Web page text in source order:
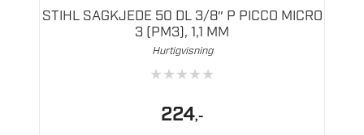
STIHL SAGKJEDE 50 DL 3/8″ P PICCO MICRO
3 (PM3), 1,1 MM
Hurtigvisning
★★★★★
224,-